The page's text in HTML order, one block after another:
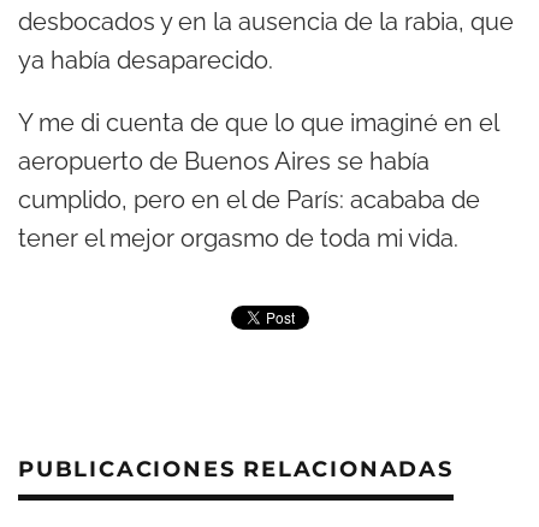
desbocados y en la ausencia de la rabia, que
ya había desaparecido.
Y me di cuenta de que lo que imaginé en el
aeropuerto de Buenos Aires se había
cumplido, pero en el de París: acababa de
tener el mejor orgasmo de toda mi vida.
PUBLICACIONES RELACIONADAS